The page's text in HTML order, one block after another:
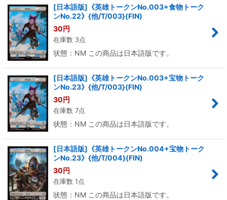
[日本語版]《英雄トークンNo.003+食物トーク
ンNo.22》{他/T/003}(FIN)
30円
在庫数 3点
状態：NM この商品は日本語版です。
[日本語版]《英雄トークンNo.003+宝物トーク
ンNo.23》{他/T/003}(FIN)
30円
在庫数 7点
状態：NM この商品は日本語版です。
[日本語版]《英雄トークンNo.004+宝物トーク
ンNo.23》{他/T/004}(FIN)
30円
在庫数 1点
状態：NM この商品は日本語版です。